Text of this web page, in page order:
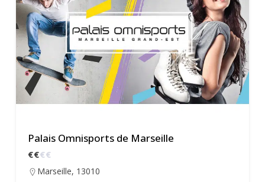
Palais Omnisports de Marseille
€€€€
Marseille, 13010